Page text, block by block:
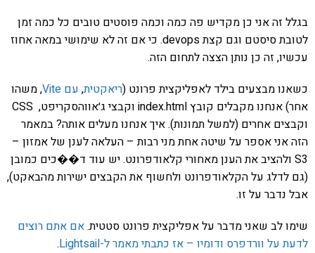
בגלל זה אני כן מקדיש פה כמה וכמה פוסטים טובים כל כמה זמן
לטובת סיסטם וגם קצת devops. כי אם זה לא שימושי במאה אחוז
עכשיו, זה כן נותן הצצה לתחום הזה.
כשאנו מבצעים בילד לאפליקצית פרונט (ריאקטית, עם Vite
, משהו
אחר) אנחנו מקבלים קובץ index.html וקבצי ג׳אווהסקריפט, CSS
וקבצים אחרים (למשל תמונות). איך אנחנו מעלים אותה? במאמר
הזה אני אספר על שיטה אחת מני רבות – העלאה לענן של אמזון –
S3 ולהציב את הענן מאחורי קלאודפרונט. יש עוד ד��כים כמובן
(גם לדלג על הקלאודפרונט ולחשוף את הקבצים ישירות מהבאקט),
אבל נדבר על זו.
שימו לב שאני מדבר על אפליקצית פרונט סטטית.אם אתם רוצים
לדעת על וורדפרס ודומיו – אז כתבתי מאמר ל-Lightsail
.